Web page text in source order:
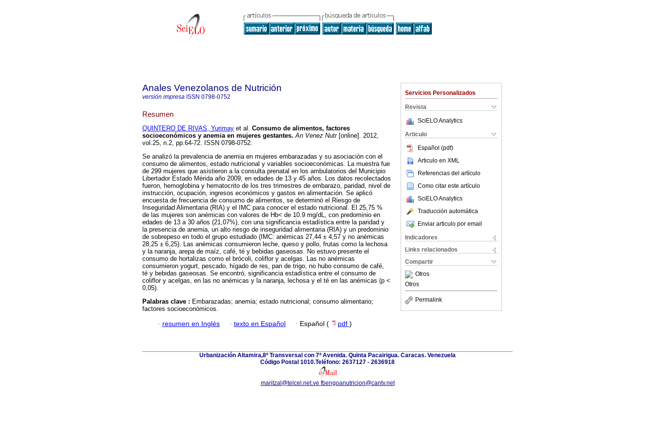
Servicios Personalizados
Revista
SciELO Analytics
Articulo
Español (pdf)
Articulo en XML
Referencias del artículo
Como citar este artículo
SciELO Analytics
Traducción automática
Enviar articulo por email
Indicadores
Links relacionados
Compartir
Otros
Otros
Permalink
Anales Venezolanos de Nutrición
versión impresa ISSN 0798-0752
Resumen
QUINTERO DE RIVAS, Yurimay et al. Consumo de alimentos, factores
socioeconómicos y anemia en mujeres gestantes. An Venez Nutr[online]. 2012,
vol.25, n.2, pp.64-72. ISSN 0798-0752.
Se analizó la prevalencia de anemia en mujeres embarazadas y su asociación con el
consumo de alimentos, estado nutricional y variables socioeconómicas. La muestra fue
de 299 mujeres que asistieron a la consulta prenatal en los ambulatorios del Municipio
Libertador Estado Mérida año 2009, en edades de 13 y 45 años. Los datos recolectados
fueron, hemoglobina y hematocrito de los tres trimestres de embarazo, paridad, nivel de
instrucción, ocupación, ingresos económicos y gastos en alimentación. Se aplicó
encuesta de frecuencia de consumo de alimentos, se determinó el Riesgo de
Inseguridad Alimentaria (RIA) y el IMC para conocer el estado nutricional. El 25,75 %
de las mujeres son anémicas con valores de Hb< de 10.9 mg/dL, con predominio en
edades de 13 a 30 años (21,07%), con una significancia estadística entre la paridad y
la presencia de anemia, un alto riesgo de inseguridad alimentaria (RIA) y un predominio
de sobrepeso en todo el grupo estudiado (IMC: anémicas 27,44 ± 4,57 y no anémicas
28,25 ± 6,25). Las anémicas consumieron leche, queso y pollo, frutas como la lechosa
y la naranja, arepa de maíz, café, té y bebidas gaseosas. No estuvo presente el
consumo de hortalizas como el brócoli, coliflor y acelgas. Las no anémicas
consumieron yogurt, pescado, hígado de res, pan de trigo, no hubo consumo de café,
té y bebidas gaseosas. Se encontró, significancia estadística entre el consumo de
coliflor y acelgas, en las no anémicas y la naranja, lechosa y el té en las anémicas (p <
0,05).
Palabras clave : Embarazadas; anemia; estado nutricional; consumo alimentario;
factores socioeconómicos.
· resumen en Inglés · texto en Español · Español ( pdf )
Urbanización Altamira,8º Transversal con 7ª Avenida. Quinta Pacairigua. Caracas. Venezuela
Código Postal 1010.Teléfono: 2637127 - 2636918
maritzal@telcel.net.ve fbengoanutricion@cantv.net